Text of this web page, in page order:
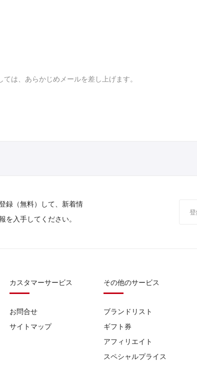
は、あらかじめメールを差し上げます。
録（無料）して、新着情
を入手してください。
カスタマーサービス
お問合せ
サイトマップ
その他のサービス
ブランドリスト
ギフト券
アフィリエイト
スペシャルプライス